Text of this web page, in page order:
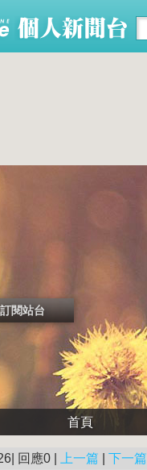
訂閱站台
首頁
回應0 | 上一篇 下一篇